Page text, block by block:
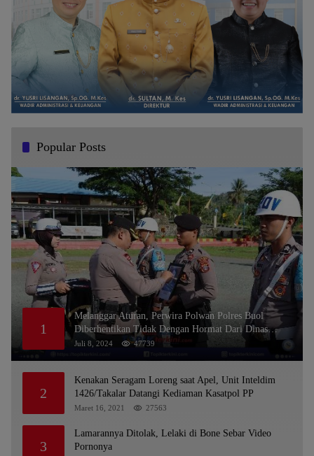
Popular Posts
1
Melanggar Aturan, Perwira Polwan Polres Buol
Diberhentikan Tidak Dengan Hormat Dari Dinas
Kepolisian
Juli 8, 2024 47739
2
Kenakan Seragam Loreng saat Apel, Unit Inteldim
1426/Takalar Datangi Kediaman Kasatpol PP
Maret 16, 2021 27563
3
Lamarannya Ditolak, Lelaki di Bone Sebar Video
Pornonya